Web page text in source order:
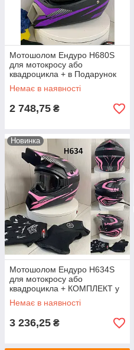
Мотошолом Ендуро H680S
для мотокросу або
квадроцикла + в Подарунок
окуляри
Немає в наявності
2 748,75 ₴
Новинка
Мотошолом Ендуро H634S
для мотокросу або
квадроцикла + КОМПЛЕКТ у
Подарунок (Окуляри,
Рукавички, Маска)
Немає в наявності
3 236,25 ₴